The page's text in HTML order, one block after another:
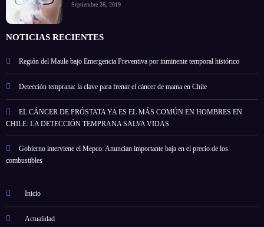
Septiembre 26, 2019
NOTICIAS RECIENTES
Región del Maule bajo Emergencia Preventiva por inminente temporal histórico
Detección temprana: la clave para frenar el cáncer de mama en Chile
EL CÁNCER DE PRÓSTATA YA ES EL MÁS COMÚN EN HOMBRES EN
CHILE: LA DETECCIÓN TEMPRANA SALVA VIDAS
Gobierno interviene el Mepco: Anuncian importante baja en el precio de los
combustibles
Inicio
Actualidad